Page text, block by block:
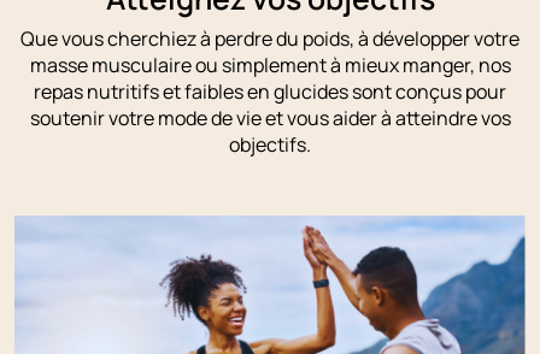
Que vous cherchiez à perdre du poids, à développer votre
masse musculaire ou simplement à mieux manger, nos
repas nutritifs et faibles en glucides sont conçus pour
soutenir votre mode de vie et vous aider à atteindre vos
objectifs.